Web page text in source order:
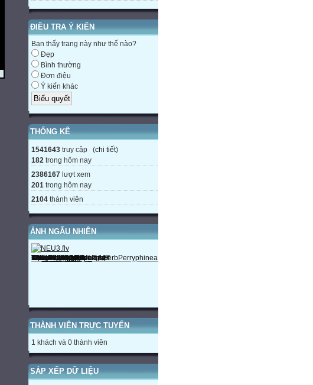
ĐIỀU TRA Ý KIẾN
Bạn thấy trang này như thế nào?
Đẹp
Bình thường
Đơn điệu
Ý kiến khác
THỐNG KÊ
1541643 truy cập (chi tiết)
182 trong hôm nay
2386167 lượt xem
201 trong hôm nay
2104 thành viên
ẢNH NGẪU NHIÊN
THÀNH VIÊN TRỰC TUYẾN
1 khách và 0 thành viên
SẮP XẾP DỮ LIỆU